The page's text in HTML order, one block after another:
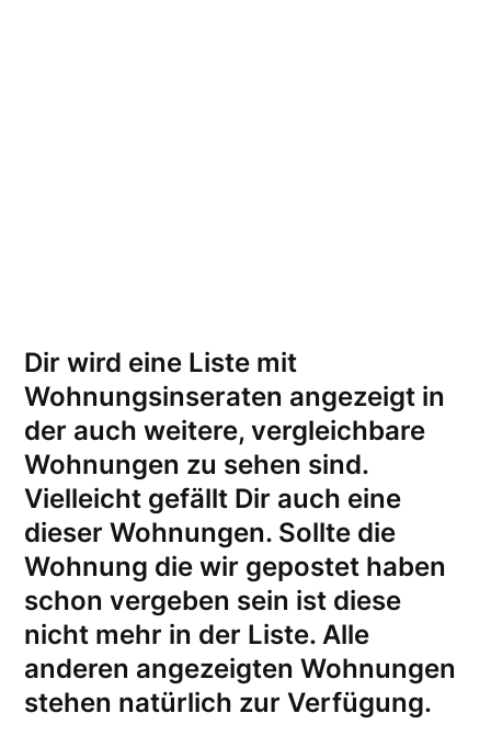
Dir wird eine Liste mit
Wohnungsinseraten angezeigt in
der auch weitere, vergleichbare
Wohnungen zu sehen sind.
Vielleicht gefällt Dir auch eine
dieser Wohnungen. Sollte die
Wohnung die wir gepostet haben
schon vergeben sein ist diese
nicht mehr in der Liste. Alle
anderen angezeigten Wohnungen
stehen natürlich zur Verfügung.